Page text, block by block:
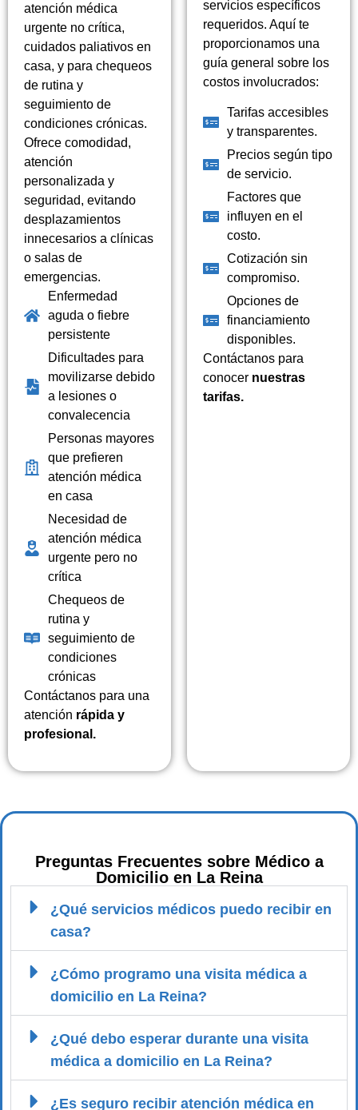
atención médica
urgente no crítica,
cuidados paliativos en
casa, y para chequeos
de rutina y
seguimiento de
condiciones crónicas.
Ofrece comodidad,
atención
personalizada y
seguridad, evitando
desplazamientos
innecesarios a clínicas
o salas de
emergencias.
Enfermedad
aguda o fiebre
persistente
Dificultades para
movilizarse debido
a lesiones o
convalecencia
Personas mayores
que prefieren
atención médica
en casa
Necesidad de
atención médica
urgente pero no
crítica
Chequeos de
rutina y
seguimiento de
condiciones
crónicas
Contáctanos para una
atención rápida y
profesional.
servicios específicos
requeridos. Aquí te
proporcionamos una
guía general sobre los
costos involucrados:
Tarifas accesibles
y transparentes.
Precios según tipo
de servicio.
Factores que
influyen en el
costo.
Cotización sin
compromiso.
Opciones de
financiamiento
disponibles.
Contáctanos para
conocer nuestras
tarifas.
Preguntas Frecuentes sobre Médico a
Domicilio en La Reina
¿Qué servicios médicos puedo recibir en
casa?
¿Cómo programo una visita médica a
domicilio en La Reina?
¿Qué debo esperar durante una visita
médica a domicilio en La Reina?
¿Es seguro recibir atención médica en